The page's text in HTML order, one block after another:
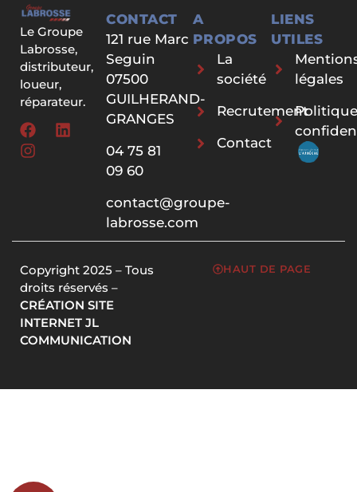
Le Groupe
Labrosse,
distributeur,
loueur,
réparateur.
CONTACT
121 rue Marc
Seguin
07500
GUILHERAND-
GRANGES
04 75 81
09 60
contact@groupe-
labrosse.com
A
PROPOS
La
société
Recrutement
Contact
LIENS
UTILES
légales
Copyright 2025 – Tous
droits réservés –
CRÉATION SITE
INTERNET JL
COMMUNICATION
HAUT DE PAGE